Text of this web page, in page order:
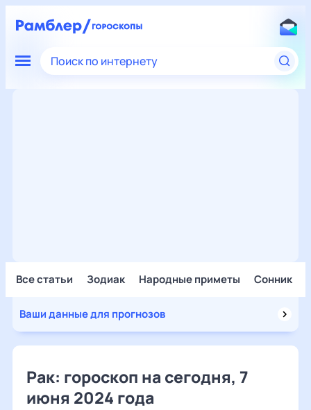
Поиск по интернету
Все статьи Зодиак Народные приметы Сонник
Ваши данные для прогнозов
Рак: гороскоп на сегодня, 7
июня 2024 года